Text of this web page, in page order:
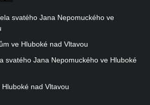
svatého Jana Nepomuckého ve
ve Hluboké nad Vltavou
svatého Jana Nepomuckého ve Hluboké
nad Vltavou